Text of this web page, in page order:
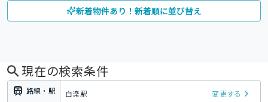
新着物件あり！新着順に並び替え
現在の検索条件
路線・駅 白楽駅 変更する